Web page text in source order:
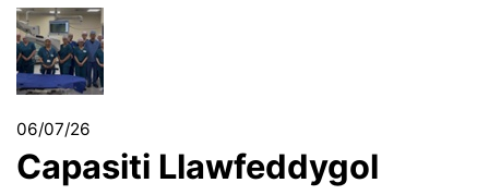
06/07/26
Capasiti Llawfeddygol